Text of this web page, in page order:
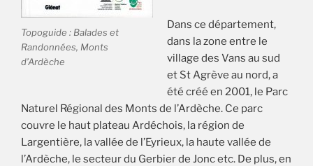
Topoguide : Balades et
Randonnées, Monts
d’Ardèche
Dans ce département,
dans la zone entre le
village des Vans au sud
et St Agrève au nord, a
été créé en 2001, le Parc
Naturel Régional des Monts de l’Ardèche. Ce parc
couvre le haut plateau Ardéchois, la région de
Largentière, la vallée de l’Eyrieux, la haute vallée de
l’Ardèche, le secteur du Gerbier de Jonc etc. De plus, en